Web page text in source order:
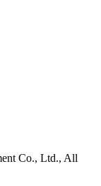
Co., Ltd., All